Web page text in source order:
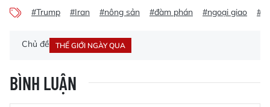
#Trump #Iran #nông sản #đàm phán #ngoại giao
Chủ đề THẾ GIỚI NGÀY QUA
BÌNH LUẬN